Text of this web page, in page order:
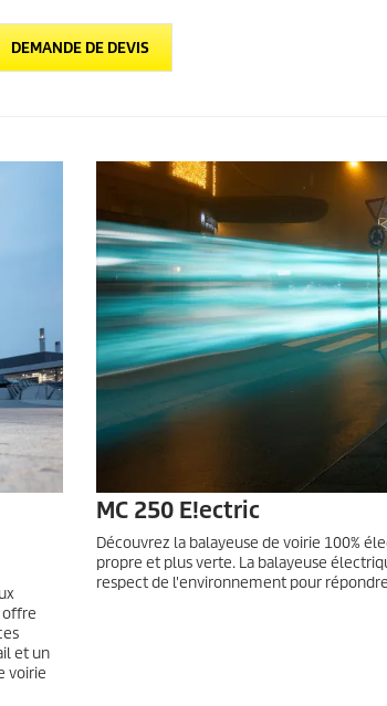
DEMANDE DE DEVIS
offre
et un
voirie
MC 250 E!ectric
Découvrez la balayeuse de voirie 100%
propre et plus verte. La balayeuse
respect de l'environnement pour